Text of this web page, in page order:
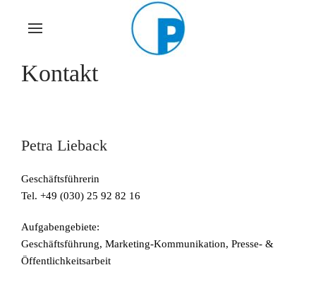
Skip to main content
Kontakt
Petra Lieback
Geschäftsführerin
Tel. +49 (030) 25 92 82 16
Aufgabengebiete:
Geschäftsführung, Marketing-Kommunikation, Presse- &
Öffentlichkeitsarbeit